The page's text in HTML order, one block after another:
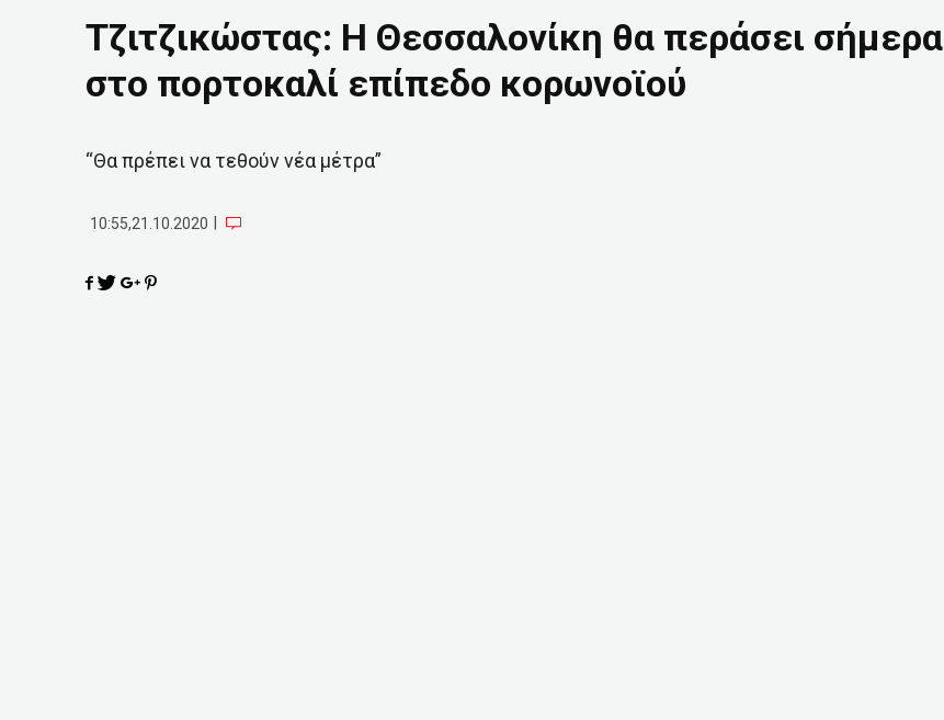
Τζιτζικώστας: Η Θεσσαλονίκη θα περάσει σήμερα
στο πορτοκαλί επίπεδο κορωνοϊού
“Θα πρέπει να τεθούν νέα μέτρα”
10:55,21.10.2020